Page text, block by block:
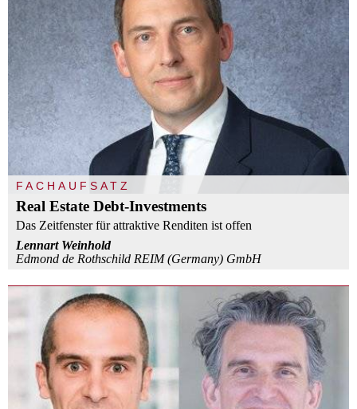
FACHAUFSATZ
Real Estate Debt-Investments
Das Zeitfenster für attraktive Renditen ist offen
Lennart Weinhold
Edmond de Rothschild REIM (Germany) GmbH